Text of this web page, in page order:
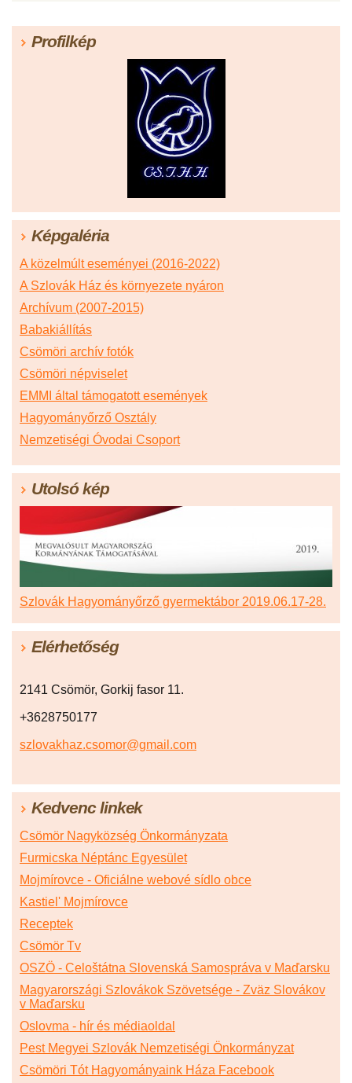
Profilkép
Képgaléria
A közelmúlt eseményei (2016-2022)
A Szlovák Ház és környezete nyáron
Archívum (2007-2015)
Babakiállítás
Csömöri archív fotók
Csömöri népviselet
EMMI által támogatott események
Hagyományőrző Osztály
Nemzetiségi Óvodai Csoport
Utolsó kép
Szlovák Hagyományőrző gyermektábor 2019.06.17-28.
Elérhetőség
2141 Csömör, Gorkij fasor 11.
+3628750177
szlovakhaz.csomor@gmail.com
Kedvenc linkek
Csömör Nagyközség Önkormányzata
Furmicska Néptánc Egyesület
Mojmírovce - Oficiálne webové sídlo obce
Kastiel' Mojmírovce
Receptek
Csömör Tv
OSZÖ - Celoštátna Slovenská Samospráva v Maďarsku
Magyarországi Szlovákok Szövetsége - Zväz Slovákov
v Maďarsku
Oslovma - hír és médiaoldal
Pest Megyei Szlovák Nemzetiségi Önkormányzat
Csömöri Tót Hagyományaink Háza Facebook